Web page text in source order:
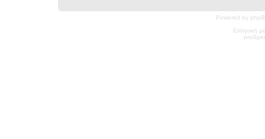
Powered by
Ελληνική
pro